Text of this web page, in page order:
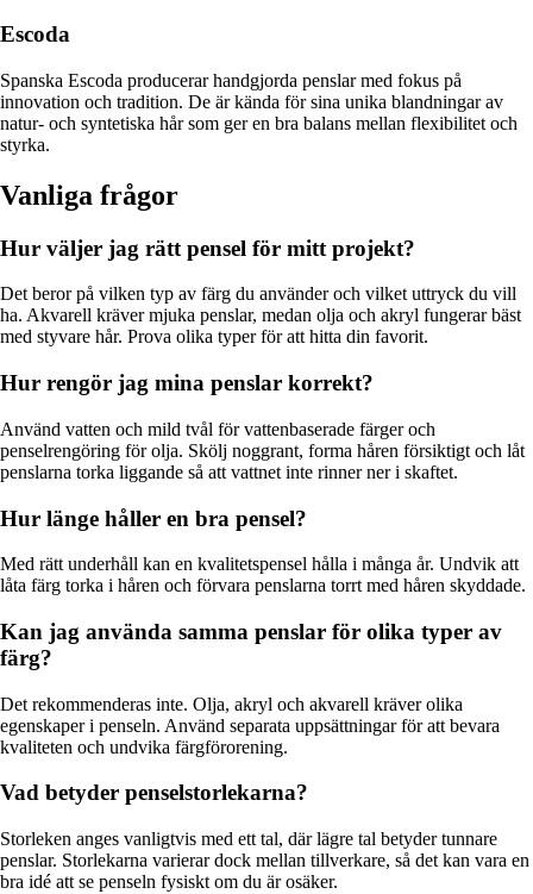
Escoda
Spanska Escoda producerar handgjorda penslar med fokus på
innovation och tradition. De är kända för sina unika blandningar av
natur- och syntetiska hår som ger en bra balans mellan flexibilitet och
styrka.
Vanliga frågor
Hur väljer jag rätt pensel för mitt projekt?
Det beror på vilken typ av färg du använder och vilket uttryck du vill
ha. Akvarell kräver mjuka penslar, medan olja och akryl fungerar bäst
med styvare hår. Prova olika typer för att hitta din favorit.
Hur rengör jag mina penslar korrekt?
Använd vatten och mild tvål för vattenbaserade färger och
penselrengöring för olja. Skölj noggrant, forma håren försiktigt och låt
penslarna torka liggande så att vattnet inte rinner ner i skaftet.
Hur länge håller en bra pensel?
Med rätt underhåll kan en kvalitets­pensel hålla i många år. Undvik att
låta färg torka i håren och förvara penslarna torrt med håren skyddade.
Kan jag använda samma penslar för olika typer av
färg?
Det rekommenderas inte. Olja, akryl och akvarell kräver olika
egenskaper i penseln. Använd separata uppsättningar för att bevara
kvaliteten och undvika färgförorening.
Vad betyder penselstorlekarna?
Storleken anges vanligtvis med ett tal, där lägre tal betyder tunnare
penslar. Storlekarna varierar dock mellan tillverkare, så det kan vara en
bra idé att se penseln fysiskt om du är osäker.